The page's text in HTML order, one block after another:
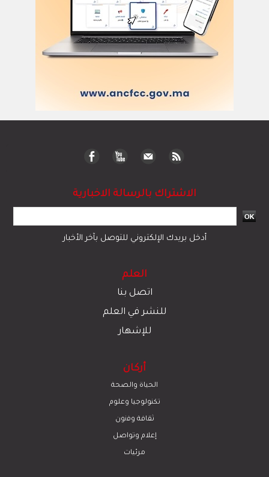
الاشتراك بالرسالة الاخبارية
أدخل بريدك الإلكتروني للتوصل بآخر الأخبار
العلم
اتصل بنا
للنشر في العلم
للإشهار
أركان
الحياة والصحة
تكنولوجيا وعلوم
ﺛﻘﺎﻓﺔ وﻓﻧون
إعلام وتواصل
مرئيات